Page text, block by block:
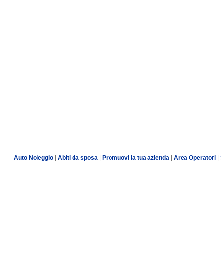
Auto Noleggio Abiti da sposa Promuovi la tua azienda Area Operatori